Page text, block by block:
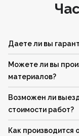
Даете ли вы
Можете ли вы
материалов?
Возможен ли
стоимости работ?
Как производится